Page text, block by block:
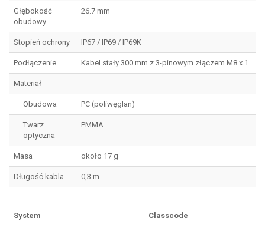
Głębokość
obudowy
26.7 mm
Stopień ochrony IP67 / IP69 / IP69K
Podłączenie Kabel stały 300 mm z 3-pinowym złączem M8 x 1
Materiał
Obudowa PC (poliwęglan)
Twarz
optyczna
PMMA
Masa około 17 g
Długość kabla 0,3 m
System Classcode